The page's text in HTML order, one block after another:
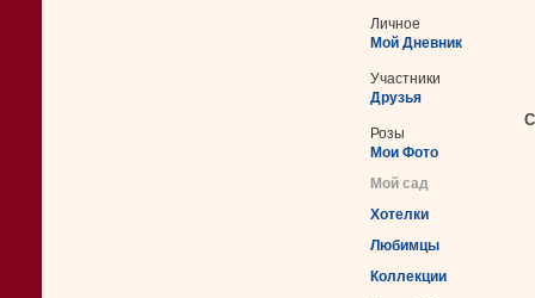
Личное
Мой Дневник
Участники
Друзья
Розы
Мои Фото
Мой сад
Хотелки
Любимцы
Коллекции